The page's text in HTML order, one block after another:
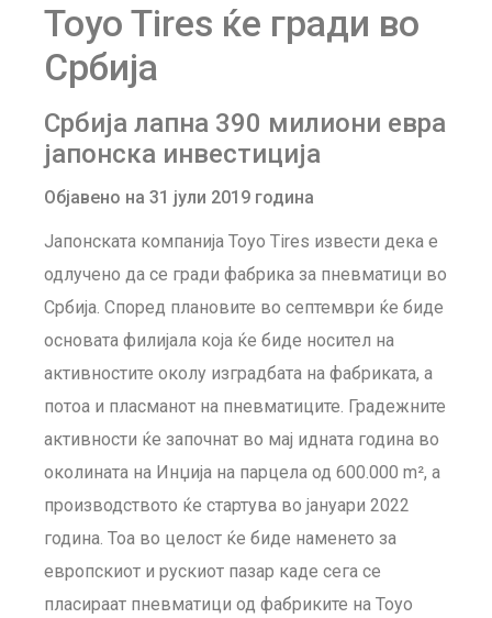
Toyo Tires ќе гради во
Србија
Србија лапна 390 милиони евра
јапонска инвестиција
Објавено на 31 јули 2019 година
Јапонската компанија Toyo Tires извести дека е
одлучено да се гради фабрика за пневматици во
Србија. Според плановите во септември ќе биде
основата филијала која ќе биде носител на
активностите околу изградбата на фабриката, а
потоа и пласманот на пневматиците. Градежните
активности ќе започнат во мај идната година во
околината на Инџија на парцела од 600.000 m², а
производството ќе стартува во јануари 2022
година. Тоа во целост ќе биде наменето за
европскиот и рускиот пазар каде сега се
пласираат пневматици од фабриките на Toyo